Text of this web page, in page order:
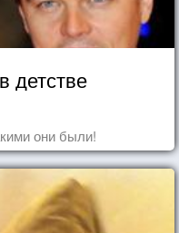
детстве
они были!